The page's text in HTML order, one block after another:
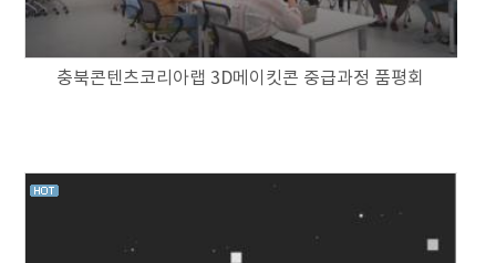
충북콘텐츠코리아랩 3D메이킷콘 중급과정 품평회